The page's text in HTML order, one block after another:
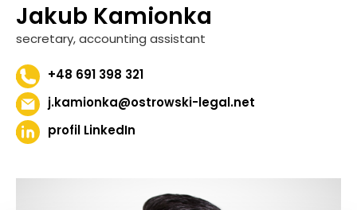
Jakub Kamionka
secretary, accounting assistant
+48 691 398 321
j.kamionka@ostrowski-legal.net
profil LinkedIn